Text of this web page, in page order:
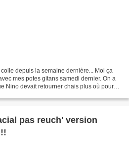
depuis la semaine dernière... Moi ça
mes potes gitans samedi dernier. On a
Nino devait retourner chais plus où pour
pas reuch' version